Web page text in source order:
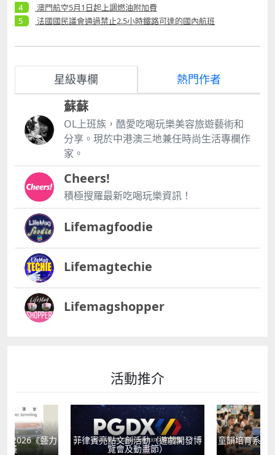
澳門航空5月1日起上調燃油附加費
法國國民議會通過禁止2.5小時鐵路可達的國內航班
星級專欄 熱門作者
蘇蘇
OL上班族，酷愛吃喝玩樂美容旅遊藝術和
分享。現於中港澳三地兼任時尚生活專欄作
家。
Cheers!
積極搜羅最新吃喝玩樂資訊！
Lifemagfoodie
Lifemagtechie
Lifemagshopper
活動推介
獻2026《藝力
展
菲律賓亮點文創活動（遊戲開發博
覽會及動畫節）
童韻培育系列